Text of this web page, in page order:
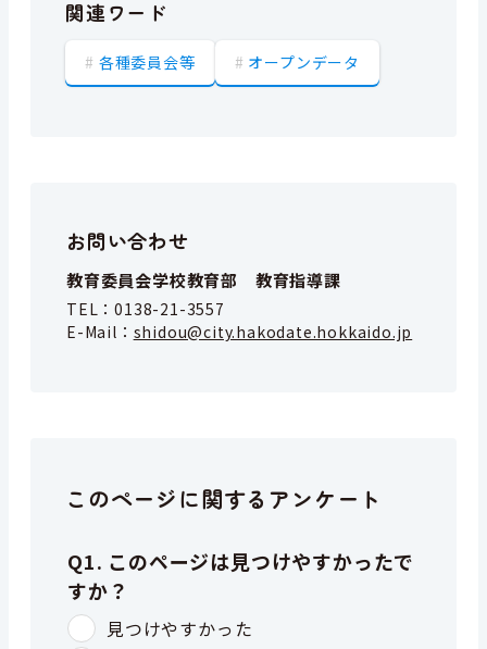
関連ワード
各種委員会等 オープンデータ
お問い合わせ
教育委員会学校教育部 教育指導課
TEL：0138-21-3557
E-Mail： shidou@city.hakodate.hokkaido.jp
このページに関するアンケート